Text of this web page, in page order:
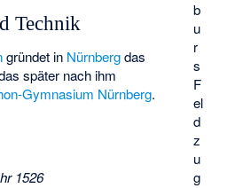
b
u
r
s
F
el
d
z
u
g
Technik
gründet in Nürnbergdas
später nach ihm
Gymnasium Nürnberg.
1526